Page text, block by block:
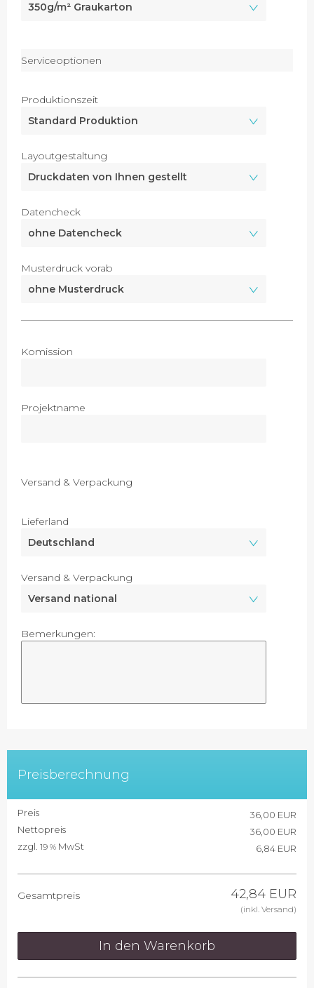
Serviceoptionen
Produktionszeit
Layoutgestaltung
Datencheck
Musterdruck vorab
Komission
Projektname
Versand & Verpackung
Lieferland
Versand & Verpackung
Bemerkungen:
Preisberechnung
Preis
36,00 EUR
Nettopreis
36,00 EUR
zzgl. 19 % MwSt 6,84 EUR
Gesamtpreis 42,84 EUR
(inkl. Versand)
In den Warenkorb